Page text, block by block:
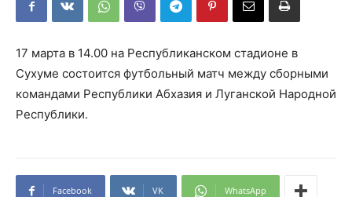
17 марта в 14.00 на Республиканском стадионе в
Сухуме состоится футбольный матч между сборными
командами Республики Абхазия и Луганской Народной
Республики.
Facebook VK WhatsApp